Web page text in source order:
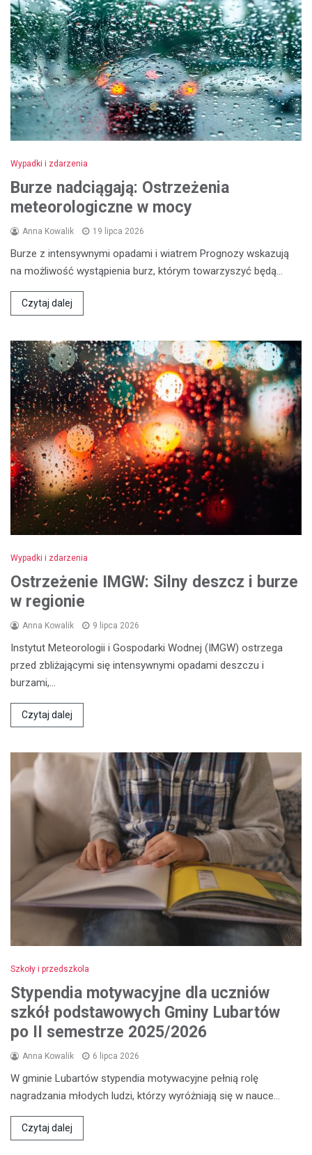
Wypadki i zdarzenia
Burze nadciągają: Ostrzeżenia
meteorologiczne w mocy
Anna Kowalik 19 lipca 2026
Burze z intensywnymi opadami i wiatrem Prognozy wskazują
na możliwość wystąpienia burz, którym towarzyszyć będą…
Czytaj dalej
Wypadki i zdarzenia
Ostrzeżenie IMGW: Silny deszcz i burze
w regionie
Anna Kowalik 9 lipca 2026
Instytut Meteorologii i Gospodarki Wodnej (IMGW) ostrzega
przed zbliżającymi się intensywnymi opadami deszczu i
burzami,…
Czytaj dalej
Szkoły i przedszkola
Stypendia motywacyjne dla uczniów
szkół podstawowych Gminy Lubartów
po II semestrze 2025/2026
Anna Kowalik 6 lipca 2026
W gminie Lubartów stypendia motywacyjne pełnią rolę
nagradzania młodych ludzi, którzy wyróżniają się w nauce…
Czytaj dalej